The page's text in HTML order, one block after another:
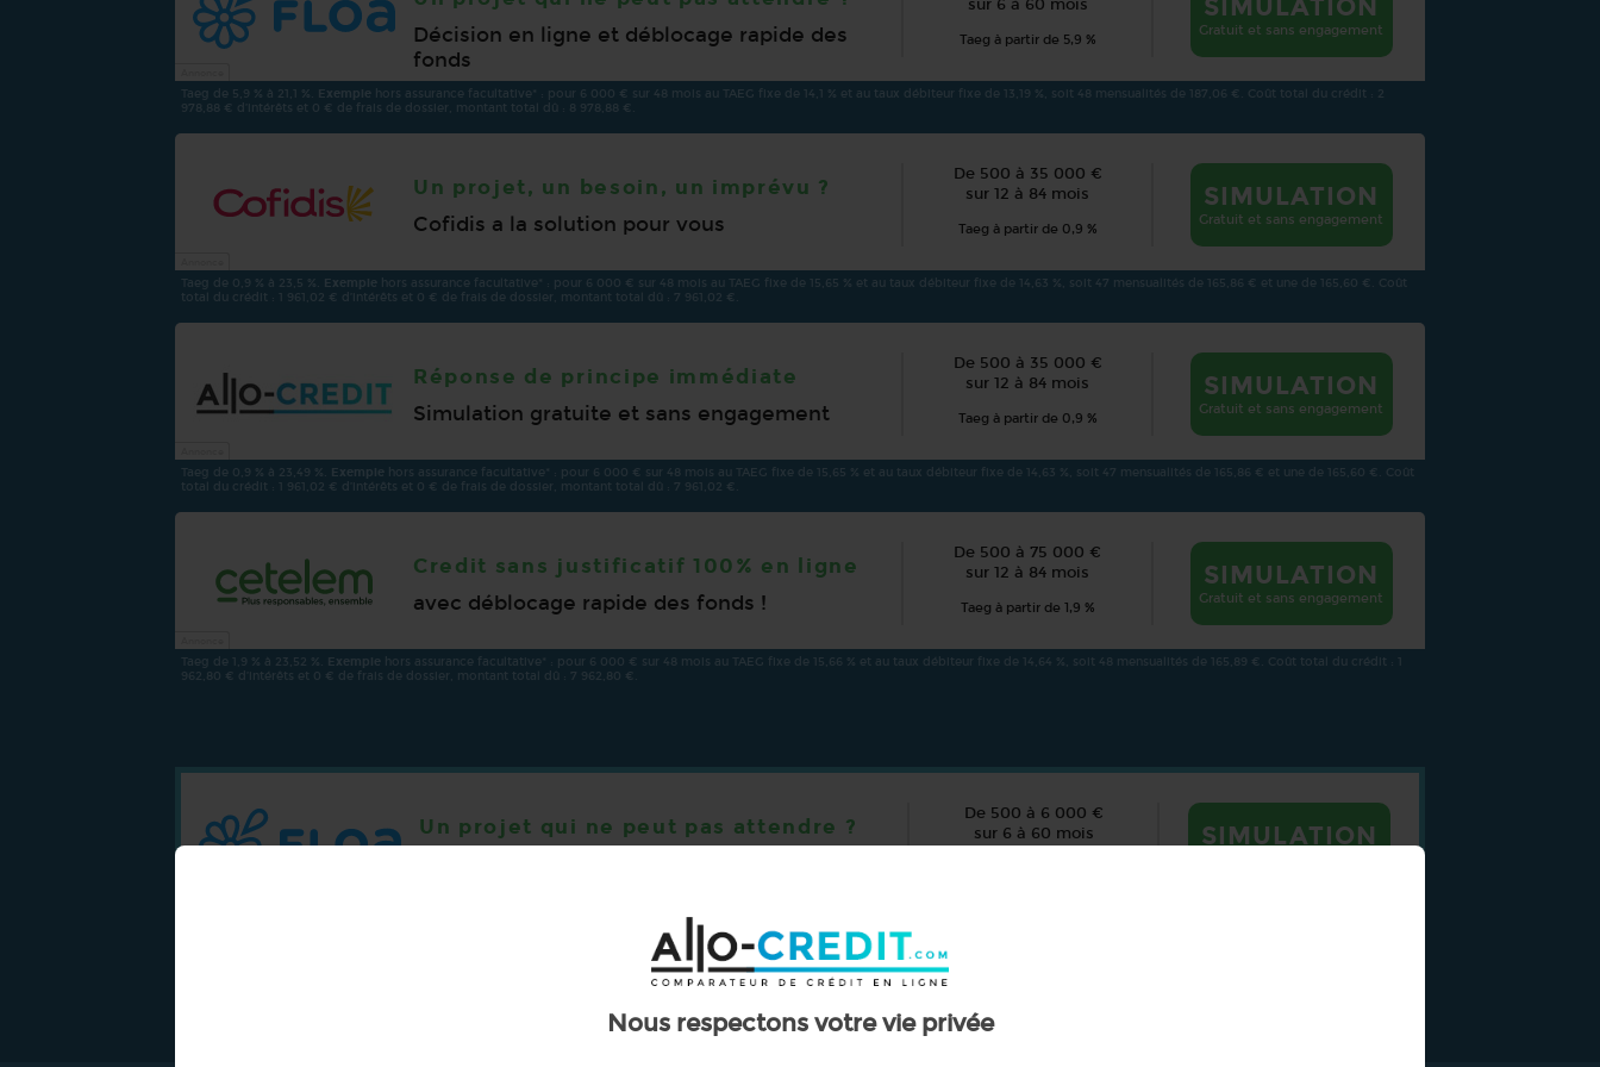
Nous respectons votre vie privée
Décision en ligne et déblocage rapide des
fonds
sur 6 à 60 mois
Taeg à partir de 5,9 %
SIMULATION
Gratuit et sans engagement
Taeg de 5,9 % à 21,1 %. Exemple hors assurance facultative* : pour 6 000 € sur 48 mois au TAEG fixe de 14,1 % et au taux débiteur fixe de 13,19 %, soit 48 mensualités de 187,06 €. Coût total du crédit : 2
978,88 € d’intérêts et 0 € de frais de dossier, montant total dû : 8 978,88 €.
Un projet, un besoin, un imprévu ?
Cofidis a la solution pour vous
De 500 à 35 000 €
sur 12 à 84 mois
Taeg à partir de 0,9 %
SIMULATION
Gratuit et sans engagement
Taeg de 0,9 % à 23,5 %. Exemple hors assurance facultative* : pour 6 000 € sur 48 mois au TAEG fixe de 15,65 % et au taux débiteur fixe de 14,63 %, soit 47 mensualités de 165,86 € et une de 165,60 €. Coût
total du crédit : 1 961,02 € d’intérêts et 0 € de frais de dossier, montant total dû : 7 961,02 €.
Réponse de principe immédiate
Simulation gratuite et sans engagement
De 500 à 35 000 €
sur 12 à 84 mois
Taeg à partir de 0,9 %
SIMULATION
Gratuit et sans engagement
Taeg de 0,9 % à 23,49 %. Exemple hors assurance facultative* : pour 6 000 € sur 48 mois au TAEG fixe de 15,65 % et au taux débiteur fixe de 14,63 %, soit 47 mensualités de 165,86 € et une de 165,60 €. Coût
total du crédit : 1 961,02 € d’intérêts et 0 € de frais de dossier, montant total dû : 7 961,02 €.
Credit sans justificatif 100% en ligne
avec déblocage rapide des fonds !
De 500 à 75 000 €
sur 12 à 84 mois
Taeg à partir de 1,9 %
SIMULATION
Gratuit et sans engagement
Taeg de 1,9 % à 23,52 %. Exemple hors assurance facultative* : pour 6 000 € sur 48 mois au TAEG fixe de 15,66 % et au taux débiteur fixe de 14,64 %, soit 48 mensualités de 165,89 €. Coût total du crédit : 1
962,80 € d’intérêts et 0 € de frais de dossier, montant total dû : 7 962,80 €.
Un projet qui ne peut pas attendre ?
De 500 à 6 000 €
sur 6 à 60 mois
SIMULATION
hors assurance facultative* : pour 6 000 € sur 48 mois au TAEG fixe de 14,1 % et au taux débiteur fixe de 13,19 %, soit 48 mensualités de 187,06 €. Coût total du crédit : 2
Bienvenue sur allo-credit.com, comparateur de crédit, site 100% indépendant et rémunéré par ses partenaires référencés.*